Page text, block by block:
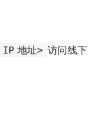
IP 地址> 访问线下